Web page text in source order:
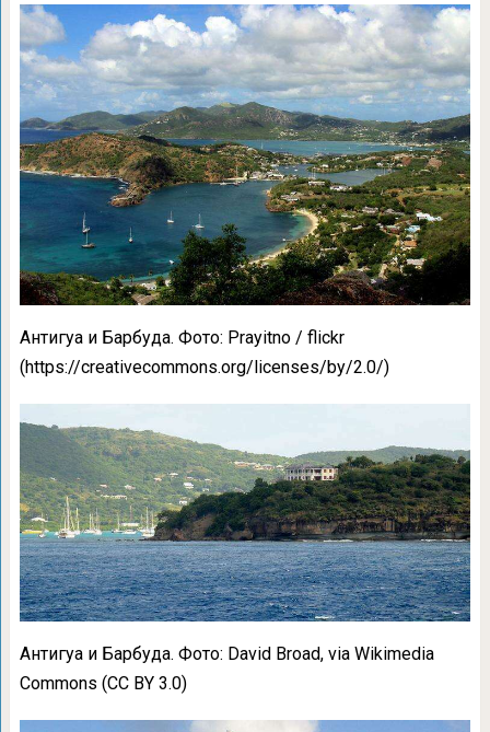
Антигуа и Барбуда. Фото: Prayitno / flickr
(https://creativecommons.org/licenses/by/2.0/)
Антигуа и Барбуда. Фото: David Broad, via Wikimedia
Commons (CC BY 3.0)